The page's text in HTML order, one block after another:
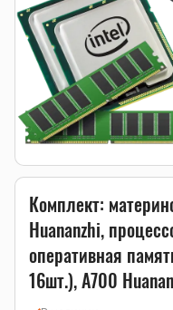
Комплект:
Huananzhi,
оперативная
16шт.), A700